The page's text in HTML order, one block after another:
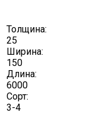
Толщина:
25
Ширина:
150
Длина:
6000
Сорт:
3-4